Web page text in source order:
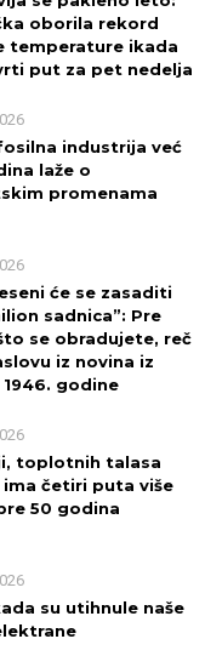
oborila rekord
temperature ikada
put za pet nedelja
industrija već
laže o
promenama
će se zasaditi
sadnica”: Pre
se obradujete, reč
iz novina iz
1946. godine
toplotnih talasa
ima četiri puta više
50 godina
su utihnule naše